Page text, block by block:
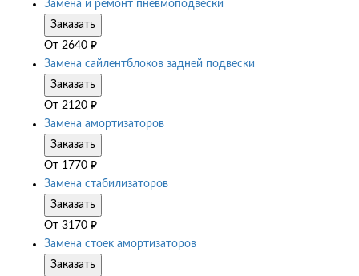
Замена и ремонт пневмоподвески
Заказать
От 2640 ₽
Замена сайлентблоков задней подвески
Заказать
От 2120 ₽
Замена амортизаторов
Заказать
От 1770 ₽
Замена стабилизаторов
Заказать
От 3170 ₽
Замена стоек амортизаторов
Заказать